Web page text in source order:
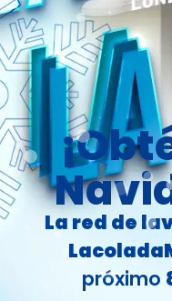
La red de
próximo